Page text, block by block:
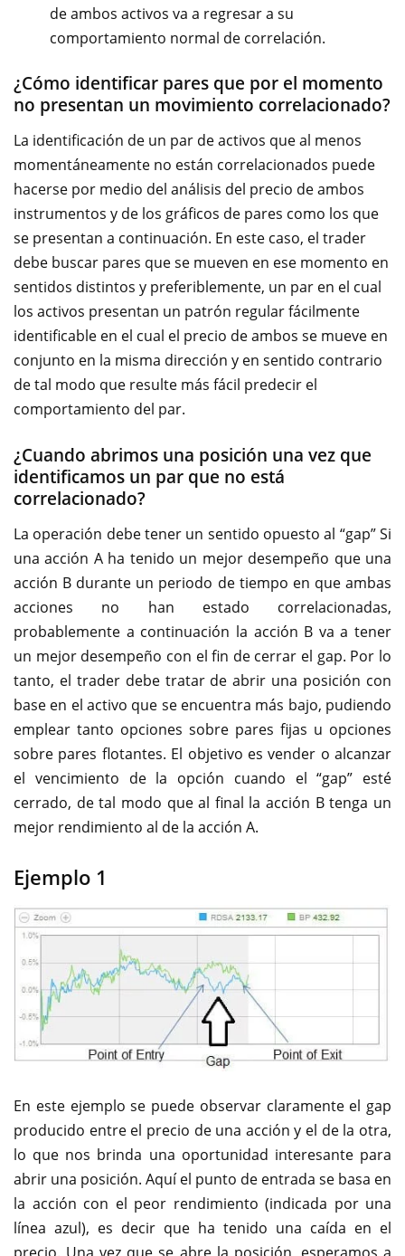
de ambos activos va a regresar a su
comportamiento normal de correlación.
¿Cómo identificar pares que por el momento
no presentan un movimiento correlacionado?
La identificación de un par de activos que al menos
momentáneamente no están correlacionados puede
hacerse por medio del análisis del precio de ambos
instrumentos y de los gráficos de pares como los que
se presentan a continuación. En este caso, el trader
debe buscar pares que se mueven en ese momento en
sentidos distintos y preferiblemente, un par en el cual
los activos presentan un patrón regular fácilmente
identificable en el cual el precio de ambos se mueve en
conjunto en la misma dirección y en sentido contrario
de tal modo que resulte más fácil predecir el
comportamiento del par.
¿Cuando abrimos una posición una vez que
identificamos un par que no está
correlacionado?
La operación debe tener un sentido opuesto al “gap” Si
una acción A ha tenido un mejor desempeño que una
acción B durante un periodo de tiempo en que ambas
acciones no han estado correlacionadas,
probablemente a continuación la acción B va a tener
un mejor desempeño con el fin de cerrar el gap. Por lo
tanto, el trader debe tratar de abrir una posición con
base en el activo que se encuentra más bajo, pudiendo
emplear tanto opciones sobre pares fijas u opciones
sobre pares flotantes. El objetivo es vender o alcanzar
el vencimiento de la opción cuando el “gap” esté
cerrado, de tal modo que al final la acción B tenga un
mejor rendimiento al de la acción A.
Ejemplo 1
En este ejemplo se puede observar claramente el gap
producido entre el precio de una acción y el de la otra,
lo que nos brinda una oportunidad interesante para
abrir una posición. Aquí el punto de entrada se basa en
la acción con el peor rendimiento (indicada por una
línea azul), es decir que ha tenido una caída en el